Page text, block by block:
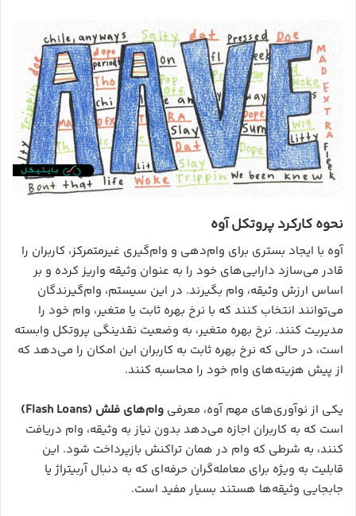
نحوه کارکرد پروتکل آوه
آوه با ایجاد بستری برای وام‌دهی و وام‌گیری غیرمتمرکز، کاربران را
قادر می‌سازد دارایی‌های خود را به عنوان وثیقه واریز کرده و بر
اساس ارزش وثیقه، وام بگیرند. در این سیستم، وام‌گیرندگان
می‌توانند انتخاب کنند که با نرخ بهره ثابت یا متغیر، وام خود را
مدیریت کنند. نرخ بهره متغیر، به وضعیت نقدینگی پروتکل وابسته
است، در حالی که نرخ بهره ثابت به کاربران این امکان را می‌دهد که
از پیش هزینه‌های وام خود را محاسبه کنند.
یکی از نوآوری‌های مهم آوه، معرفی وام‌های فلش (Flash Loans)
است که به کاربران اجازه می‌دهد بدون نیاز به وثیقه، وام دریافت
کنند، به شرطی که وام در همان تراکنش بازپرداخت شود. این
قابلیت به ویژه برای معامله‌گران حرفه‌ای که به دنبال آربیتراژ یا
جابجایی وثیقه‌ها هستند بسیار مفید است.